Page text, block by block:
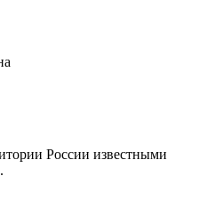
России известными